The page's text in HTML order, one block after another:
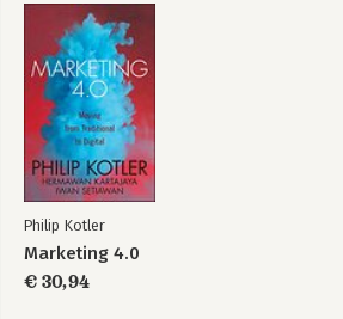
Philip Kotler
Marketing 4.0
€ 30,94